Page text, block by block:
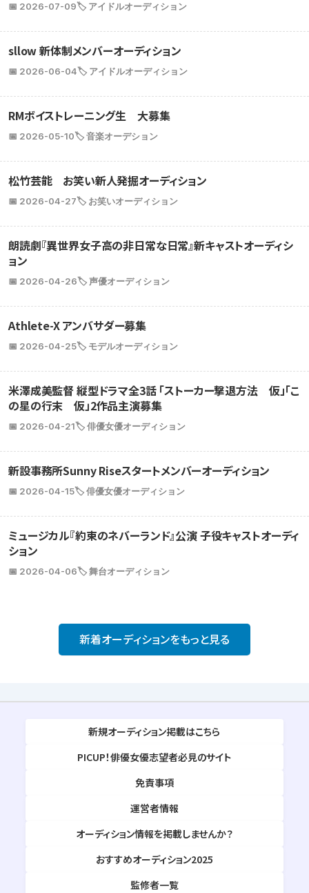
📅 2026-07-09🏷️ アイドルオーディション
sllow 新体制メンバーオーディション
📅 2026-06-04🏷️ アイドルオーディション
RMボイストレーニング生 大募集
📅 2026-05-10🏷️ 音楽オーデション
松竹芸能 お笑い新人発掘オーディション
📅 2026-04-27🏷️ お笑いオーディション
朗読劇『異世界女子高の非日常な日常』新キャストオーディシ
ョン
📅 2026-04-26🏷️ 声優オーディション
Athlete-X アンバサダー募集
📅 2026-04-25🏷️ モデルオーディション
米澤成美監督 縦型ドラマ全3話 「ストーカー撃退方法 仮」「こ
の星の行末 仮」2作品主演募集
📅 2026-04-21🏷️ 俳優女優オーディション
新設事務所Sunny Riseスタートメンバーオーディション
📅 2026-04-15🏷️ 俳優女優オーディション
ミュージカル『約束のネバーランド』公演 子役キャストオーディ
ション
📅 2026-04-06🏷️ 舞台オーディション
新着オーディションをもっと見る
新規オーディション掲載はこちら
PICUP！俳優女優志望者必見のサイト
免責事項
運営者情報
オーディション情報を掲載しませんか？
おすすめオーディション2025
監修者一覧